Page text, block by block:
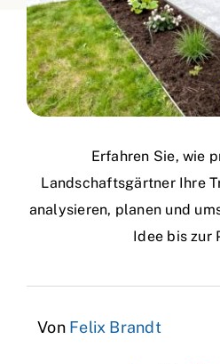
Erfahren Sie, wie
Landschaftsgärtner Ihre
analysieren, planen und
Idee bis zur
Von Felix Brandt